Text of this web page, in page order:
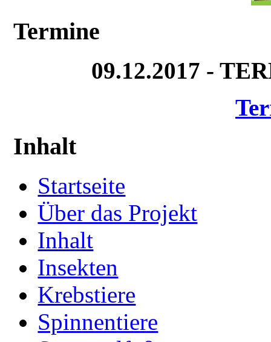
Termine
09.12.2017 -
Inhalt
Startseite
Über das Projekt
Inhalt
Insekten
Krebstiere
Spinnentiere